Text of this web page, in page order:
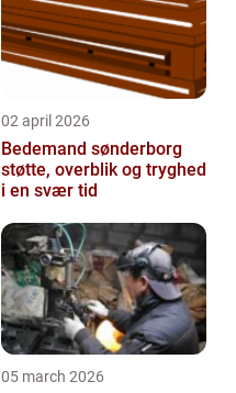
02 april 2026
Bedemand sønderborg
støtte, overblik og tryghed
i en svær tid
05 march 2026